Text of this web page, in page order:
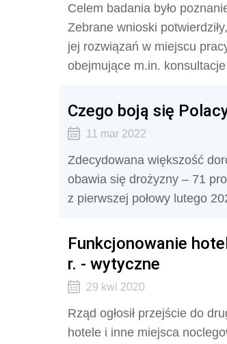
Celem badania było
Zebrane wnioski
jej rozwiązań w miejscu
obejmujące m.in.
Czego boją się
11 mar 2022
Zdecydowana większość
obawia się drożyzny – 71
z pierwszej połowy lutego
Funkcjonowanie
r. - wytyczne
29 kwi 2020
Rząd ogłosił przejście do
hotele i inne miejsca